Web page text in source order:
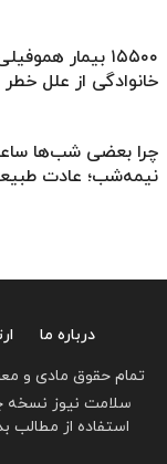
۱۵۵۰۰ بیمار
خانوادگی از علل خطر
نیمه‌شب؛ عادت
درباره ما
تمام حقوق مادی و
سلامت نیوز نسخه
استفاده از مطالب